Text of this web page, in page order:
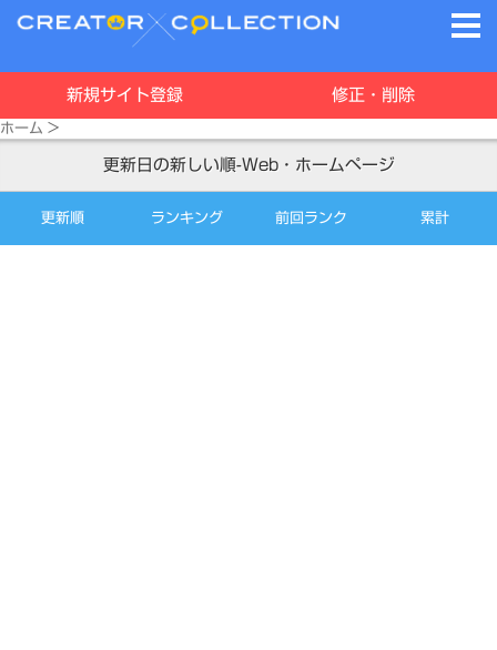
新規サイト登録 修正・削除
ホーム >
更新日の新しい順-Web・ホームページ
更新順 ランキング 前回ランク 累計